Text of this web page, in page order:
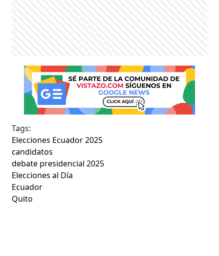
Tags:
Elecciones Ecuador 2025
candidatos
debate presidencial 2025
Elecciones al Día
Ecuador
Quito